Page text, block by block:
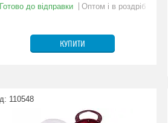
Готово до відправки Оптом і в роздріб
КУПИТИ
110548